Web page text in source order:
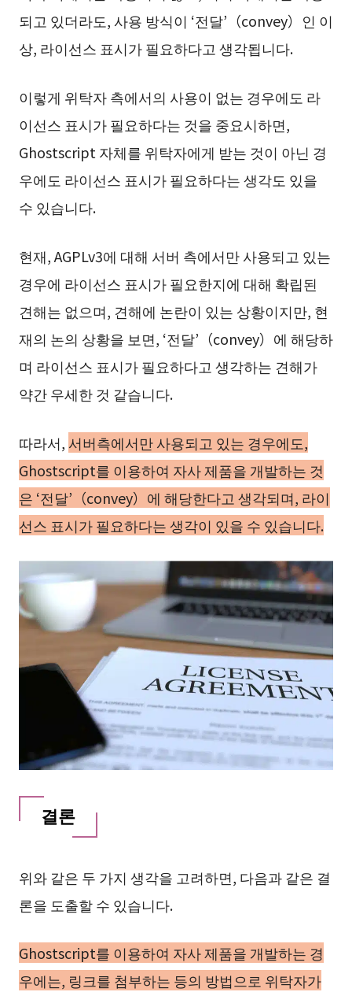
되고 있더라도, 사용 방식이 ‘전달’（convey）인 이
상, 라이선스 표시가 필요하다고 생각됩니다.
이렇게 위탁자 측에서의 사용이 없는 경우에도 라
이선스 표시가 필요하다는 것을 중요시하면,
Ghostscript 자체를 위탁자에게 받는 것이 아닌 경
우에도 라이선스 표시가 필요하다는 생각도 있을
수 있습니다.
현재, AGPLv3에 대해 서버 측에서만 사용되고 있는
경우에 라이선스 표시가 필요한지에 대해 확립된
견해는 없으며, 견해에 논란이 있는 상황이지만, 현
재의 논의 상황을 보면, ‘전달’（convey）에 해당하
며 라이선스 표시가 필요하다고 생각하는 견해가
약간 우세한 것 같습니다.
따라서, 서버측에서만 사용되고 있는 경우에도,
Ghostscript를 이용하여 자사 제품을 개발하는 것
은 ‘전달’（convey）에 해당한다고 생각되며, 라이
선스 표시가 필요하다는 생각이 있을 수 있습니다.
결론
위와 같은 두 가지 생각을 고려하면, 다음과 같은 결
론을 도출할 수 있습니다.
Ghostscript를 이용하여 자사 제품을 개발하는 경
우에는, 링크를 첨부하는 등의 방법으로 위탁자가